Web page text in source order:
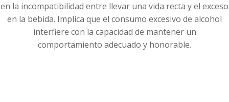
en la incompatibilidad entre llevar una vida recta y el exceso
en la bebida. Implica que el consumo excesivo de alcohol
interfiere con la capacidad de mantener un
comportamiento adecuado y honorable.